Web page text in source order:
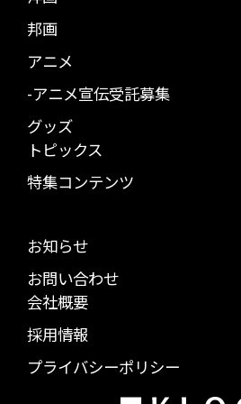
邦画
アニメ
-アニメ宣伝受託募集
グッズ
トピックス
特集コンテンツ
お知らせ
お問い合わせ
会社概要
採用情報
プライバシーポリシー